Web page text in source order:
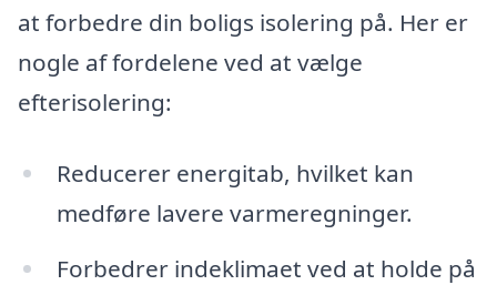
at forbedre din boligs isolering på. Her er
nogle af fordelene ved at vælge
efterisolering:
Reducerer energitab, hvilket kan
medføre lavere varmeregninger.
Forbedrer indeklimaet ved at holde på